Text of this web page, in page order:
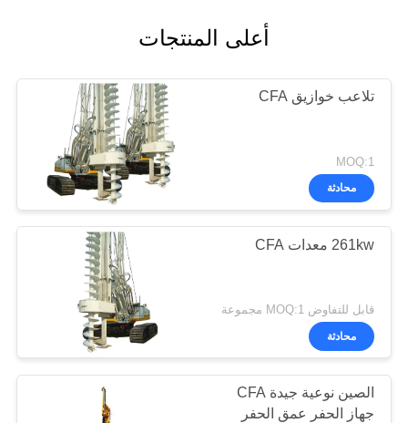
أعلى المنتجات
تلاعب خوازيق CFA
MOQ:1
محادثة
261kw معدات CFA
قابل للتفاوض MOQ:1 مجموعة
محادثة
الصين نوعية جيدة CFA
جهاز الحفر عمق الحفر